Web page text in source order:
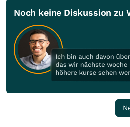
Noch keine Diskussion zu